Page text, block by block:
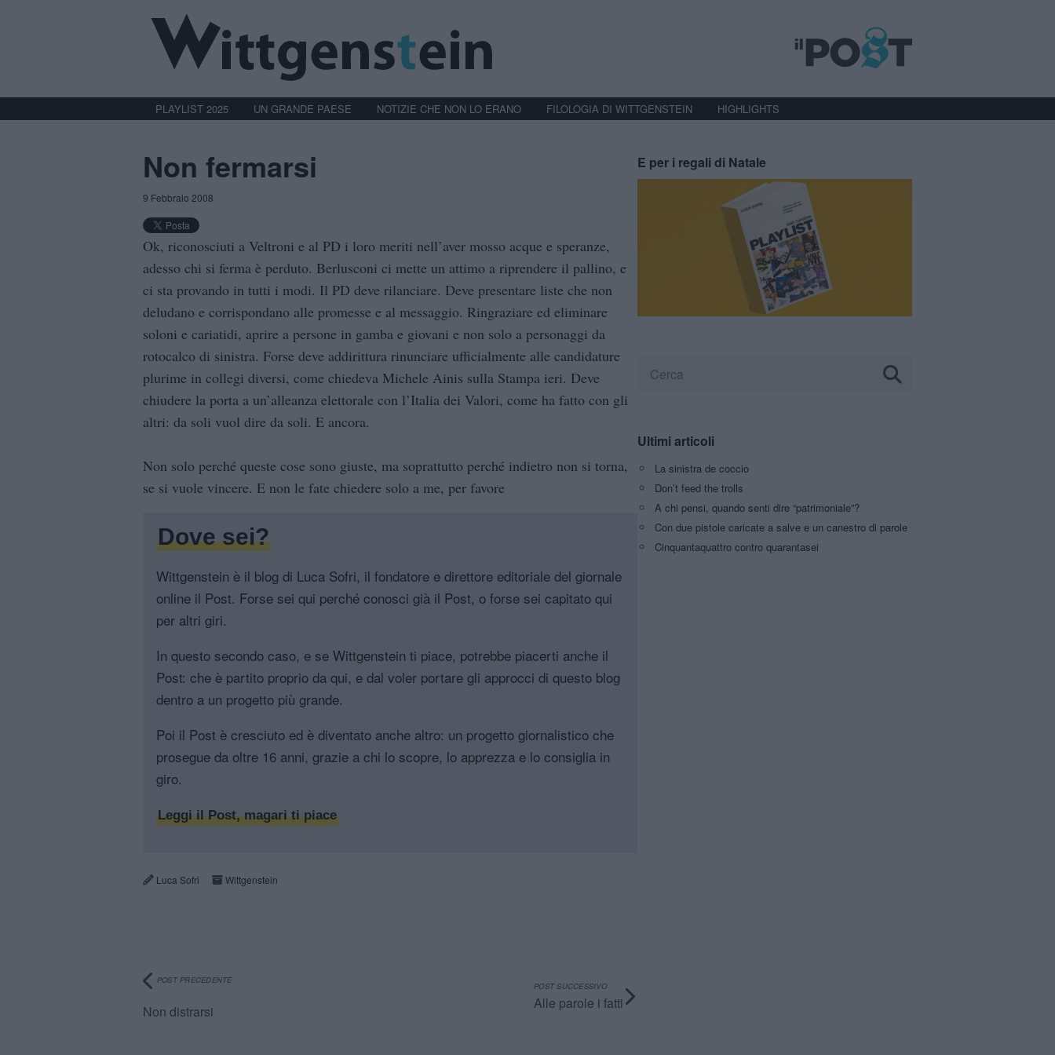
PLAYLIST 2025 UN GRANDE PAESE NOTIZIE CHE NON LO ERANO FILOLOGIA DI WITTGENSTEIN HIGHLIGHTS
Non fermarsi
9 Febbraio 2008
Ok, riconosciuti a Veltroni e al PD i loro meriti nell’aver mosso acque e speranze,
adesso chi si ferma è perduto. Berlusconi ci mette un attimo a riprendere il pallino, e
ci sta provando in tutti i modi. Il PD deve rilanciare. Deve presentare liste che non
deludano e corrispondano alle promesse e al messaggio. Ringraziare ed eliminare
soloni e cariatidi, aprire a persone in gamba e giovani e non solo a personaggi da
rotocalco di sinistra. Forse deve addirittura rinunciare ufficialmente alle candidature
plurime in collegi diversi, come chiedeva Michele Ainis sulla Stampa ieri. Deve
chiudere la porta a un’alleanza elettorale con l’Italia dei Valori, come ha fatto con gli
altri: da soli vuol dire da soli. E ancora.
Non solo perché queste cose sono giuste, ma soprattutto perché indietro non si torna,
se si vuole vincere. E non le fate chiedere solo a me, per favore
Dove sei?
Wittgenstein è il blog di Luca Sofri, il fondatore e direttore editoriale del giornale
online il Post. Forse sei qui perché conosci già il Post, o forse sei capitato qui
per altri giri.
In questo secondo caso, e se Wittgenstein ti piace, potrebbe piacerti anche il
Post: che è partito proprio da qui, e dal voler portare gli approcci di questo blog
dentro a un progetto più grande.
Poi il Post è cresciuto ed è diventato anche altro: un progetto giornalistico che
prosegue da oltre 16 anni, grazie a chi lo scopre, lo apprezza e lo consiglia in
giro.
Leggi il Post, magari ti piace
Luca Sofri Wittgenstein
POST PRECEDENTE
Non distrarsi
POST SUCCESSIVO
Alle parole i fatti
E per i regali di Natale
Ultimi articoli
La sinistra de coccio
Don’t feed the trolls
A chi pensi, quando senti dire “patrimoniale”?
Con due pistole caricate a salve e un canestro di parole
Cinquantaquattro contro quarantasei